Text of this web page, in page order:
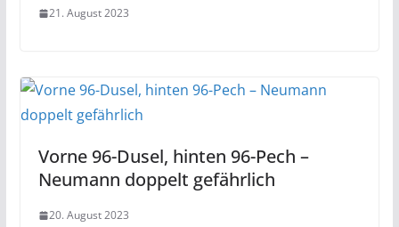
21. August 2023
Vorne 96-Dusel, hinten 96-Pech –
Neumann doppelt gefährlich
20. August 2023